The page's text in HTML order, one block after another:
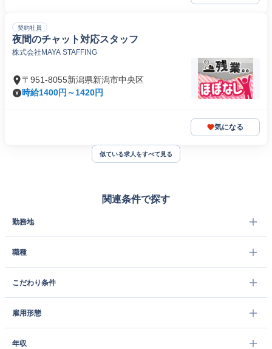
契約社員
夜間のチャット対応スタッフ
株式会社MAYA STAFFING
〒951-8055新潟県新潟市中央区
時給1400円～1420円
気になる
似ている求人をすべて見る
関連条件で探す
勤務地
職種
こだわり条件
雇用形態
年収